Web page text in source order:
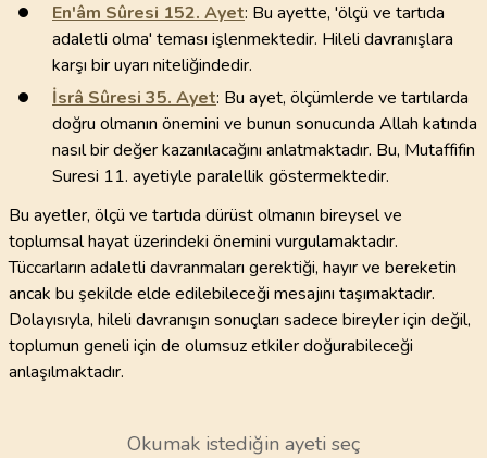
En'âm Sûresi 152. Ayet: Bu ayette, 'ölçü ve tartıda
adaletli olma' teması işlenmektedir. Hileli davranışlara
karşı bir uyarı niteliğindedir.
İsrâ Sûresi 35. Ayet: Bu ayet, ölçümlerde ve tartılarda
doğru olmanın önemini ve bunun sonucunda Allah katında
nasıl bir değer kazanılacağını anlatmaktadır. Bu, Mutaffifin
Suresi 11. ayetiyle paralellik göstermektedir.
Bu ayetler, ölçü ve tartıda dürüst olmanın bireysel ve
toplumsal hayat üzerindeki önemini vurgulamaktadır.
Tüccarların adaletli davranmaları gerektiği, hayır ve bereketin
ancak bu şekilde elde edilebileceği mesajını taşımaktadır.
Dolayısıyla, hileli davranışın sonuçları sadece bireyler için değil,
toplumun geneli için de olumsuz etkiler doğurabileceği
anlaşılmaktadır.
Okumak istediğin ayeti seç